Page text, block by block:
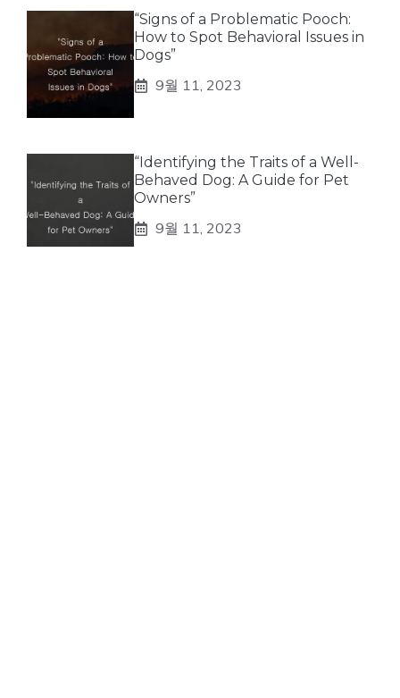
“Signs of a Problematic Pooch:
How to Spot Behavioral Issues in
Dogs”
9월 11, 2023
“Identifying the Traits of a Well-
Behaved Dog: A Guide for Pet
Owners”
9월 11, 2023